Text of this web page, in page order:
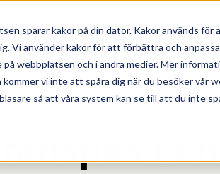
sparar kakor på din dator. Kakor används
Vi använder kakor för att förbättra och
på webbplatsen och i andra medier. Mer
kommer vi inte att spåra dig när du besöker vår
så att våra system kan se till att du inte